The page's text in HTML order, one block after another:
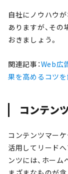
自社にノウハウ
ありますが、そ
おきましょう。
関連記事：Web広
果を高めるコツ
コンテン
コンテンツマー
活用してリード
ンツには、ホー